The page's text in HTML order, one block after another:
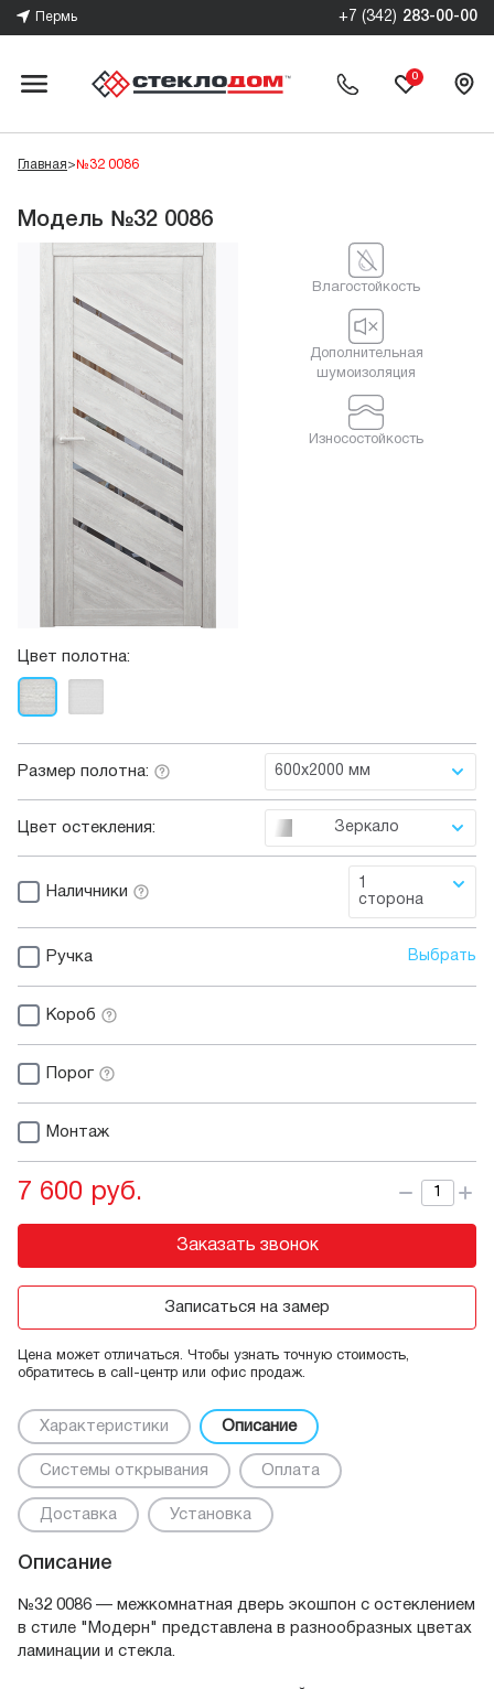
Пермь +7 (342) 283-00-00
0
Главная> №32 0086
Модель №32 0086
Цвет полотна:
Размер полотна: 600x2000 мм
Цвет остекления: Зеркало
Наличники
1
сторона
Ручка Выбрать
Короб
Порог
Монтаж
7 600 руб.
Заказать звонок
Записаться на замер
Цена может отличаться. Чтобы узнать точную стоимость,
обратитесь в call-центр или офис продаж.
Влагостойкость
Дополнительная
шумоизоляция
Износостойкость
Характеристики Описание
Системы открывания Оплата
Доставка Установка
Описание
№32 0086 — межкомнатная дверь экошпон с остеклением
в стиле "Модерн" представлена в разнообразных цветах
ламинации и стекла.